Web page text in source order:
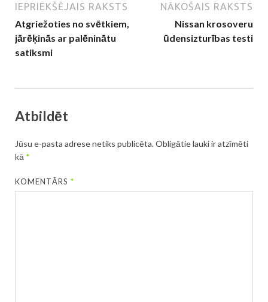
IEPRIEKŠĒJAIS RAKSTS
Atgriežoties no svētkiem,
jārēķinās ar palēninātu
satiksmi
NĀKOŠAIS RAKSTS
Nissan krosoveru
ūdensizturības testi
Atbildēt
Jūsu e-pasta adrese netiks publicēta.Obligātie lauki ir atzīmēti
kā *
KOMENTĀRS*